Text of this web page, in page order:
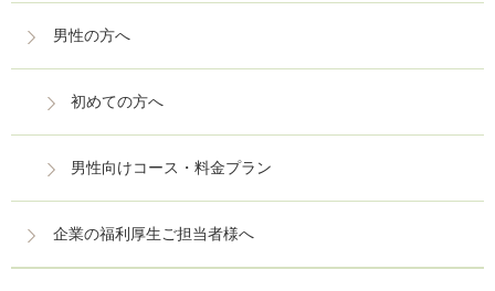
男性の方へ
初めての方へ
男性向けコース・料金プラン
企業の福利厚生ご担当者様へ